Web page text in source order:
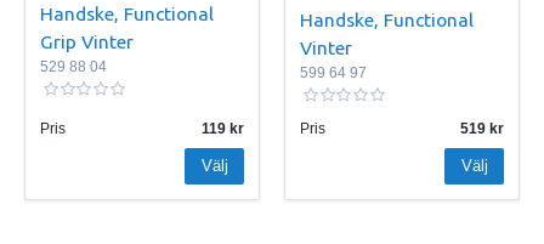
Handske, Functional
Grip Vinter
529 88 04
Pris 119
Välj
Handske, Functional
Vinter
599 64 97
Pris 519
Välj